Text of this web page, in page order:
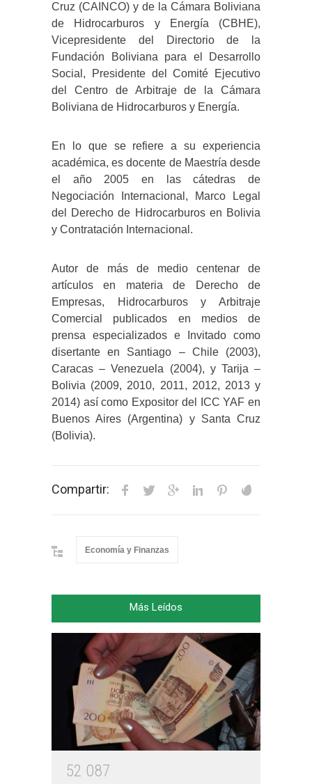
Cruz (CAINCO) y de la Cámara Boliviana
de Hidrocarburos y Energía (CBHE),
Vicepresidente del Directorio de la
Fundación Boliviana para el Desarrollo
Social, Presidente del Comité Ejecutivo
del Centro de Arbitraje de la Cámara
Boliviana de Hidrocarburos y Energía.
En lo que se refiere a su experiencia
académica, es docente de Maestría desde
el año 2005 en las cátedras de
Negociación Internacional, Marco Legal
del Derecho de Hidrocarburos en Bolivia
y Contratación Internacional.
Autor de más de medio centenar de
artículos en materia de Derecho de
Empresas, Hidrocarburos y Arbitraje
Comercial publicados en medios de
prensa especializados e Invitado como
disertante en Santiago – Chile (2003),
Caracas – Venezuela (2004), y Tarija –
Bolivia (2009, 2010, 2011, 2012, 2013 y
2014) así como Expositor del ICC YAF en
Buenos Aires (Argentina) y Santa Cruz
(Bolivia).
Compartir:
Economía y Finanzas
Más Leídos
52 087